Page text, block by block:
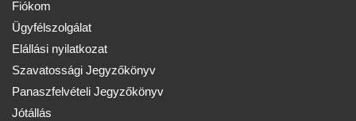
Fiókom
Ügyfélszolgálat
Elállási nyilatkozat
Szavatossági Jegyzőkönyv
Panaszfelvételi Jegyzőkönyv
Jótállás